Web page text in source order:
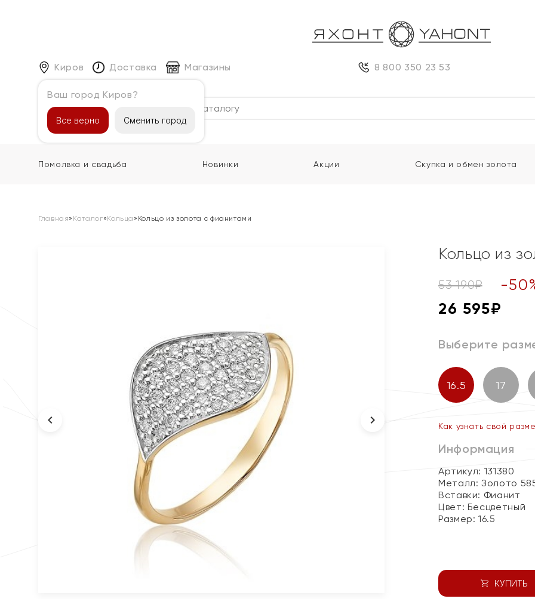
Киров
Ваш город Киров?
Все верно Сменить город
Доставка Магазины 8 800 350 23 53
Каталог
Помолвка и свадьба Новинки Акции Скупка и обмен золота
Главная» Каталог»Кольца » Кольцо из золота с фианитами
Кольцо из
53 190₽ -50
26 595₽
Выберите
16.5 17
Как узнать свой
Информация
Артикул: 131380
Металл:Золото
Вставки: Фианит
Цвет: Бесцветный
Размер:16.5
КУПИТЬ